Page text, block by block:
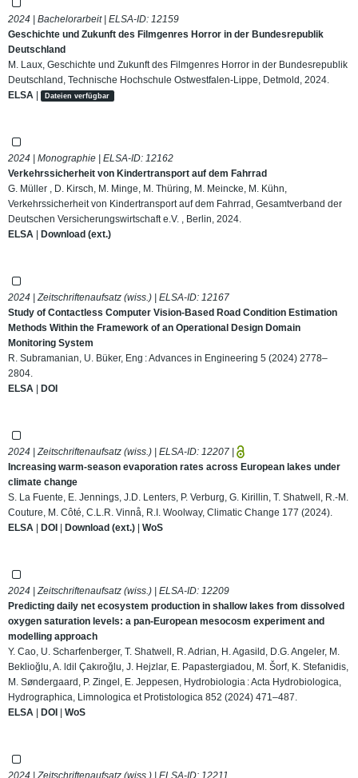
2024 | Bachelorarbeit | ELSA-ID: 12159
Geschichte und Zukunft des Filmgenres Horror in der Bundesrepublik
Deutschland
M. Laux, Geschichte und Zukunft des Filmgenres Horror in der Bundesrepublik
Deutschland, Technische Hochschule Ostwestfalen-Lippe, Detmold, 2024.
ELSA | Dateien verfügbar
2024 | Monographie | ELSA-ID: 12162
Verkehrssicherheit von Kindertransport auf dem Fahrrad
G. Müller , D. Kirsch, M. Minge, M. Thüring, M. Meincke, M. Kühn,
Verkehrssicherheit von Kindertransport auf dem Fahrrad, Gesamtverband der
Deutschen Versicherungswirtschaft e.V. , Berlin, 2024.
ELSA | Download (ext.)
2024 | Zeitschriftenaufsatz (wiss.) | ELSA-ID: 12167
Study of Contactless Computer Vision-Based Road Condition Estimation
Methods Within the Framework of an Operational Design Domain
Monitoring System
R. Subramanian, U. Büker, Eng : Advances in Engineering 5 (2024) 2778–
2804.
ELSA | DOI
2024 | Zeitschriftenaufsatz (wiss.) | ELSA-ID: 12207 |
Increasing warm-season evaporation rates across European lakes under
climate change
S. La Fuente, E. Jennings, J.D. Lenters, P. Verburg, G. Kirillin, T. Shatwell, R.-M.
Couture, M. Côté, C.L.R. Vinnå, R.I. Woolway, Climatic Change 177 (2024).
ELSA | DOI | Download (ext.) | WoS
2024 | Zeitschriftenaufsatz (wiss.) | ELSA-ID: 12209
Predicting daily net ecosystem production in shallow lakes from dissolved
oxygen saturation levels: a pan-European mesocosm experiment and
modelling approach
Y. Cao, U. Scharfenberger, T. Shatwell, R. Adrian, H. Agasild, D.G. Angeler, M.
Beklioğlu, A. ldil Çakıroğlu, J. Hejzlar, E. Papastergiadou, M. Šorf, K. Stefanidis,
M. Søndergaard, P. Zingel, E. Jeppesen, Hydrobiologia : Acta Hydrobiologica,
Hydrographica, Limnologica et Protistologica 852 (2024) 471–487.
ELSA | DOI | WoS
2024 | Zeitschriftenaufsatz (wiss.) | ELSA-ID: 12211